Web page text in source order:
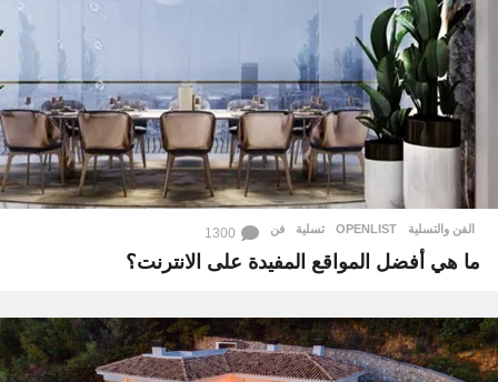
الفن والتسلية OPENLIST
,
تسلية ,فن 1300
ما هي أفضل المواقع المفيدة على الانترنت؟